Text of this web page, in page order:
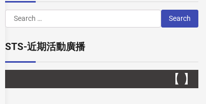
STS-近期活動廣播